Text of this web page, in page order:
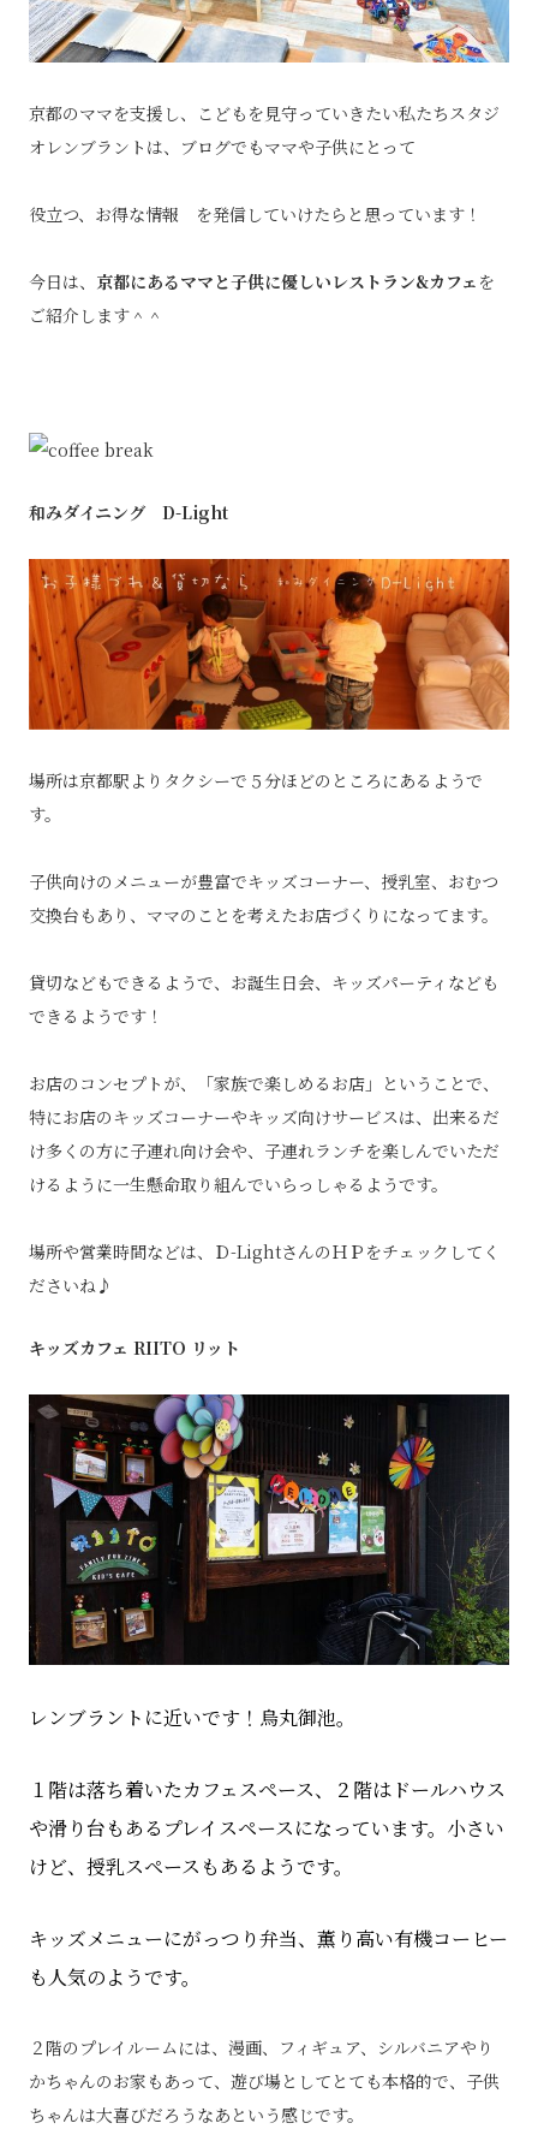
京都のママを支援し、こどもを見守っていきたい私たちスタジ
オレンブラントは、ブログでもママや子供にとって
役立つ、お得な情報 を発信していけたらと思っています！
今日は、 京都にあるママと子供に優しいレストラン&カフェ を
ご紹介します＾＾
和みダイニング D-Light
場所は京都駅よりタクシーで５分ほどのところにあるようで
す。
子供向けのメニューが豊富でキッズコーナー、授乳室、おむつ
交換台もあり、ママのことを考えたお店づくりになってます。
貸切などもできるようで、お誕生日会、キッズパーティなども
できるようです！
お店のコンセプトが、「家族で楽しめるお店」ということで、
特にお店のキッズコーナーやキッズ向けサービスは、出来るだ
け多くの方に子連れ向け会や、子連れランチを楽しんでいただ
けるように一生懸命取り組んでいらっしゃるようです。
場所や営業時間などは、Ｄ-LightさんのＨＰをチェックしてく
ださいね♪
キッズカフェ RIITO リット
レンブラントに近いです！烏丸御池。
１階は落ち着いたカフェスペース、２階はドールハウス
や滑り台もあるプレイスペースになっています。小さい
けど、授乳スペースもあるようです。
キッズメニューにがっつり弁当、薫り高い有機コーヒー
も人気のようです。
２階のプレイルームには、漫画、フィギュア、シルバニアやり
かちゃんのお家もあって、遊び場としてとても本格的で、子供
ちゃんは大喜びだろうなあという感じです。